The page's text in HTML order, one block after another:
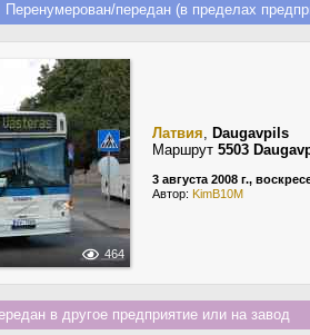
передан (в пределах
464
Латвия, Daugavpils
Маршрут 5503
3 августа 2008 г.,
Автор: KimB10M
в другое предприятие или на завод